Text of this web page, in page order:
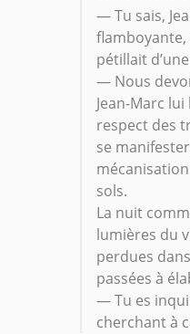
— Tu sais,
flamboyante,
pétillait
— Nous
Jean-Marc
respect des
se
sols.
La nuit
lumières du
perdues
passées à
— Tu es
cherchant à